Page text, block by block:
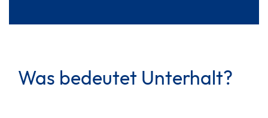
Was bedeutet Unterhalt?